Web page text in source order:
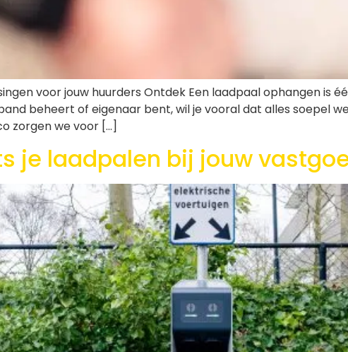
voor jouw huurders Ontdek Een laadpaal ophangen is
beheert of eigenaar bent, wil je vooral dat alles soepel
zorgen we voor […]
je laadpalen bij jouw